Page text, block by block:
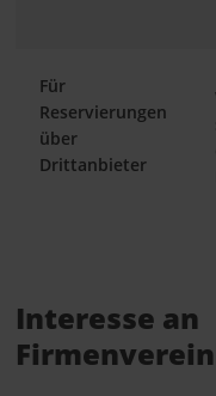
Für
Reservierungen
über
Drittanbieter
Interesse an